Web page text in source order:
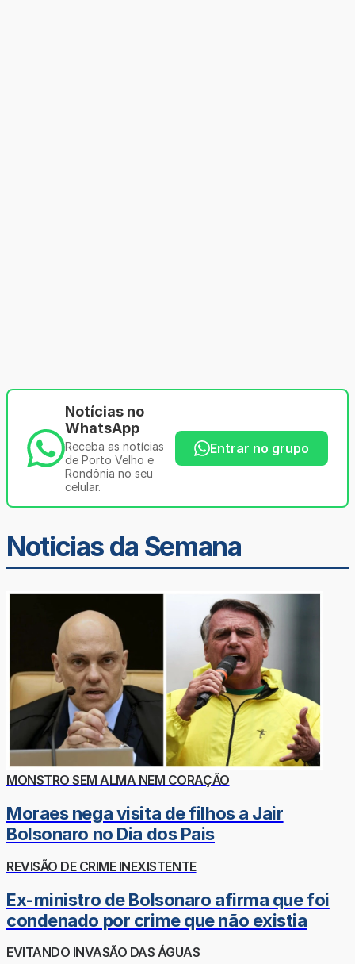
Notícias no
WhatsApp
Receba as notícias
de Porto Velho e
Rondônia no seu
celular.
Entrar no grupo
Noticias da Semana
MONSTRO SEM ALMA NEM CORAÇÃO
Moraes nega visita de filhos a Jair
Bolsonaro no Dia dos Pais
REVISÃO DE CRIME INEXISTENTE
Ex-ministro de Bolsonaro afirma que foi
condenado por crime que não existia
EVITANDO INVASÃO DAS ÁGUAS